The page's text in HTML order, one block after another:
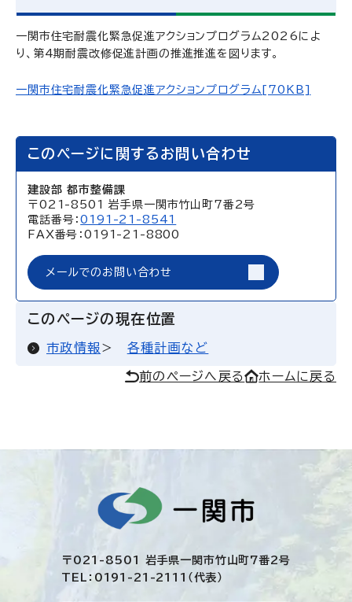
一関市住宅耐震化緊急促進アクションプログラム2026によ
り、第4期耐震改修促進計画の推進推進を図ります。
一関市住宅耐震化緊急促進アクションプログラム[70KB]
このページに関するお問い合わせ
建設部 都市整備課
〒021-8501 岩手県一関市竹山町7番2号
電話番号：0191-21-8541
FAX番号：0191-21-8800
メールでのお問い合わせ
このページの現在位置
市政情報 各種計画など
前のページへ戻る ホームに戻る
〒021-8501 岩手県一関市竹山町7番2号
TEL：0191-21-2111（代表）